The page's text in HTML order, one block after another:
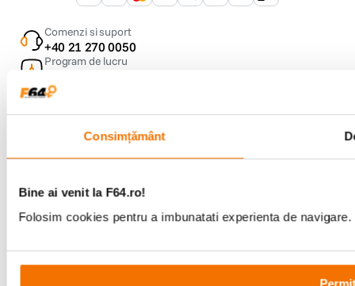
Consimțământ
Bine ai venit la F64.ro!
Folosim cookies pentru a imbunatati experienta de
Comenzi si suport
+40 21 270 0050
Program de lucru
Showroom
Copyright © F64 2001 - 2026